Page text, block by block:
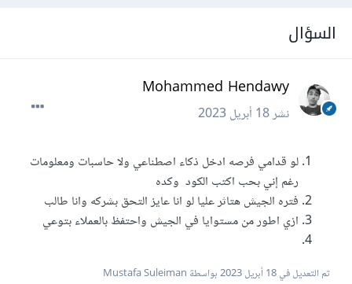
السؤال
Mohammed Hendawy
نشر18 أبريل 2023
لو قدامي فرصه ادخل ذكاء اصطناعي ولا حاسبات ومعلومات
رغم إني بحب اكتب الكود وكده
فتره الجيش هتاثر عليا لو انا عايز التحق بشركه وانا طالب
ازي اطور من مستوايا في الجيش واحتفظ بالعملاء بتوعي
تم التعديل في18 أبريل 2023
بواسطة Mustafa Suleiman